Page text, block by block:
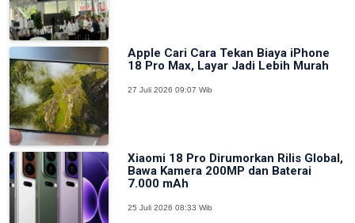
Apple Cari Cara Tekan Biaya iPhone
18 Pro Max, Layar Jadi Lebih Murah
27 Juli 2026 09:07 Wib
Xiaomi 18 Pro Dirumorkan Rilis Global,
Bawa Kamera 200MP dan Baterai
7.000 mAh
25 Juli 2026 08:33 Wib